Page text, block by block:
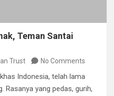
Teman Santai
Trust No Comments
Indonesia, telah lama
Rasanya yang pedas, gurih,